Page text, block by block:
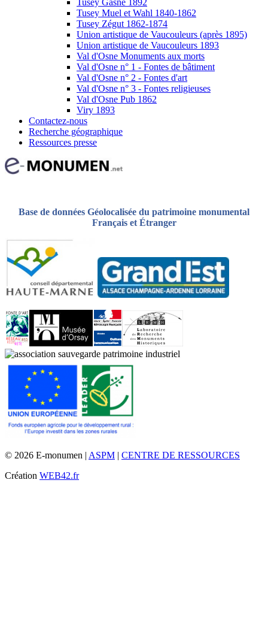
Tusey Muel et Wahl 1840-1862
Tusey Zégut 1862-1874
Union artistique de Vaucouleurs (après 1895)
Union artistique de Vaucouleurs 1893
Val d'Osne Monuments aux morts
Val d'Osne n° 1 - Fontes de bâtiment
Val d'Osne n° 2 - Fontes d'art
Val d'Osne n° 3 - Fontes religieuses
Val d'Osne Pub 1862
Viry 1893
Contactez-nous
Recherche géographique
Ressources presse
Base de données Géolocalisée du patrimoine monumental
Français et Étranger
© 2026 E-monumen | ASPM | CENTRE DE RESSOURCES
Création WEB42.fr